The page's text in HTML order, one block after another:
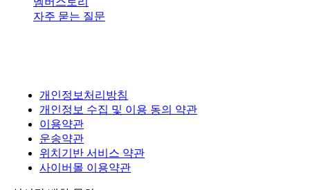
자주 묻는 질문
개인정보처리방침
개인정보 수집 및 이용 동의 약관
이용약관
운송약관
위치기반 서비스 약관
사이버몰 이용약관